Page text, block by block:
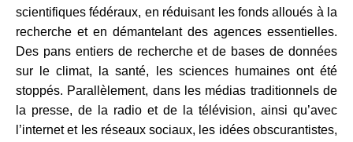
scientifiques fédéraux, en réduisant les fonds alloués à la
recherche et en démantelant des agences essentielles.
Des pans entiers de recherche et de bases de données
sur le climat, la santé, les sciences humaines ont été
stoppés. Parallèlement, dans les médias traditionnels de
la presse, de la radio et de la télévision, ainsi qu’avec
l’internet et les réseaux sociaux, les idées obscurantistes,